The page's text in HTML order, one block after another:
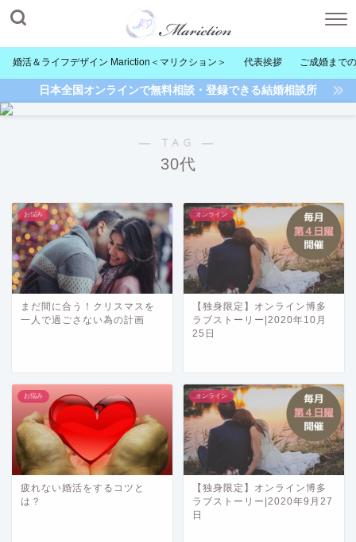
婚活＆ライフデザイン Mariction＜マリクション＞ 代表挨拶 ご成婚まで
日本全国オンラインで無料相談・登録できる結婚相談所
― TAG ―
30代
お悩み
まだ間に合う！クリスマスを
一人で過ごさない為の計画
オンライン
【独身限定】オンライン博多
ラブストーリー|2020年10月
25日
お悩み
疲れない婚活をするコツと
は？
オンライン
【独身限定】オンライン博多
ラブストーリー|2020年9月27
日